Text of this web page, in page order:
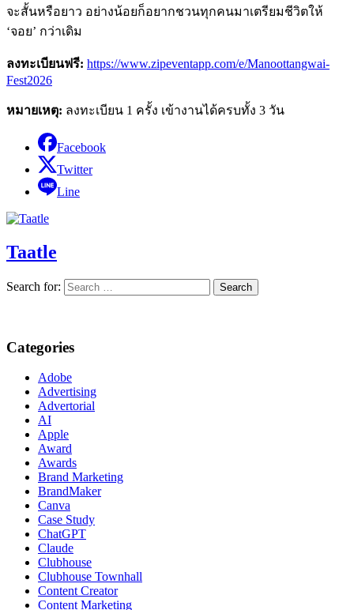
จะสั้นหรือยาว อย่างน้อยก็อยากชวนทุกคนมาเตรียมชีวิตให้
‘จอย’ กว่าเดิม
ลงทะเบียนฟรี: https://www.zipeventapp.com/e/Manoottangwai-
Fest2026
หมายเหตุ: ลงทะเบียน 1 ครั้ง เข้างานได้ครบทั้ง 3 วัน
Facebook
Twitter
Line
Taatle
Search for:
Categories
Adobe
Advertising
Advertorial
AI
Apple
Award
Awards
Brand Marketing
BrandMaker
Canva
Case Study
ChatGPT
Claude
Clubhouse
Clubhouse Townhall
Content Creator
Content Marketing